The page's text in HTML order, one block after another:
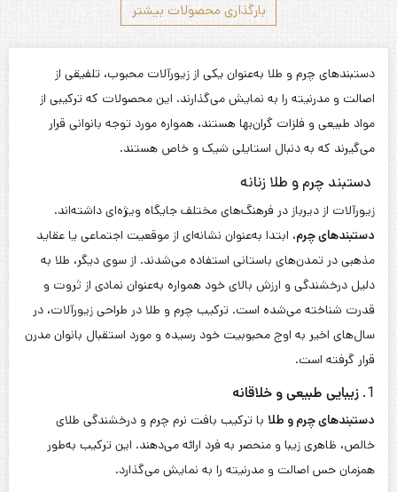
بارگذاری محصولات بیشتر
دستبندهای چرم و طلا به‌عنوان یکی از زیورآلات محبوب، تلفیقی از
اصالت و مدرنیته را به نمایش می‌گذارند. این محصولات که ترکیبی از
مواد طبیعی و فلزات گران‌بها هستند، همواره مورد توجه بانوانی قرار
می‌گیرند که به دنبال استایلی شیک و خاص هستند.
دستبند چرم و طلا زنانه
زیورآلات از دیرباز در فرهنگ‌های مختلف جایگاه ویژه‌ای داشته‌اند.
دستبندهای چرم، ابتدا به‌عنوان نشانه‌ای از موقعیت اجتماعی یا عقاید
مذهبی در تمدن‌های باستانی استفاده می‌شدند. از سوی دیگر، طلا به
دلیل درخشندگی و ارزش بالای خود همواره به‌عنوان نمادی از ثروت و
قدرت شناخته می‌شده است. ترکیب چرم و طلا در طراحی زیورآلات، در
سال‌های اخیر به اوج محبوبیت خود رسیده و مورد استقبال بانوان مدرن
قرار گرفته است.
1. زیبایی طبیعی و خلاقانه
دستبندهای چرم و طلا با ترکیب بافت نرم چرم و درخشندگی طلای
خالص، ظاهری زیبا و منحصر به فرد ارائه می‌دهند. این ترکیب به‌طور
همزمان حس اصالت و مدرنیته را به نمایش می‌گذارد.